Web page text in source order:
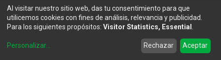
Wishlist Account
Troy Lee Designs
100%
Airoh
Mazawi
SIDI
Al visitar nuestro sitio web, das tu consentimiento para que
utilicemos cookies con fines de análisis, relevancia y publicidad.
Para los siguientes propósitos: Visitor Statistics, Essential
Personalizar... Rechazar Aceptar